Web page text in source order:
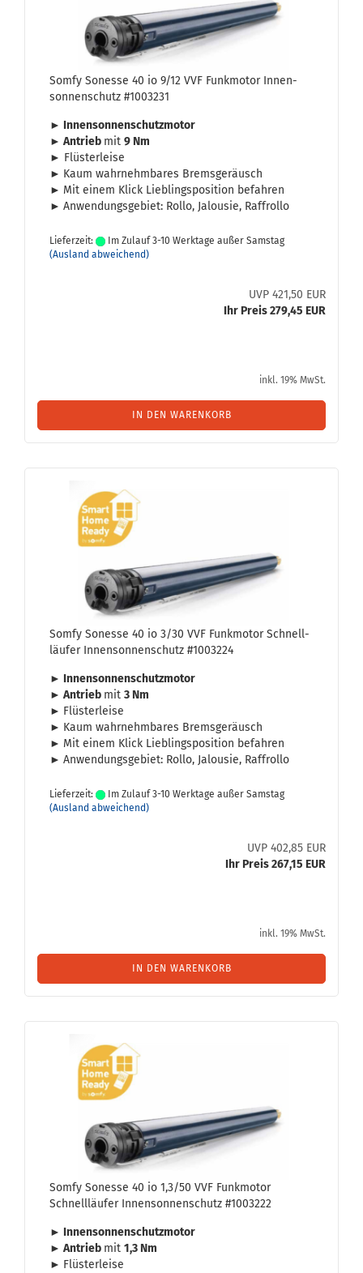
Somfy So­nes­se 40 io 9/12 VVF Funk­mo­tor In­nen­
son­nen­schutz #1003231
► In­nen­son­nen­schutz­mo­tor
► An­trieb mit 9 Nm
► Flüs­ter­lei­se
► Kaum wahr­nehm­ba­res Brems­ge­räusch
► Mit einem Klick Lieb­lings­po­si­ti­on be­fah­ren
► An­wen­dungs­ge­biet: Rollo, Ja­lou­sie, Raf­frol­lo
Lieferzeit:
Im Zulauf 3-10 Werktage außer Samstag
(Ausland abweichend)
UVP 421,50 EUR
Ihr Preis 279,45 EUR
inkl. 19% MwSt.
IN DEN WARENKORB
Somfy So­nes­se 40 io 3/30 VVF Funk­mo­tor Schnell­
läu­fer In­nen­son­nen­schutz #1003224
► In­nen­son­nen­schutz­mo­tor
► An­trieb mit 3 Nm
► Flüs­ter­lei­se
► Kaum wahr­nehm­ba­res Brems­ge­räusch
► Mit einem Klick Lieb­lings­po­si­ti­on be­fah­ren
► An­wen­dungs­ge­biet: Rollo, Ja­lou­sie, Raf­frol­lo
Lieferzeit:
Im Zulauf 3-10 Werktage außer Samstag
(Ausland abweichend)
UVP 402,85 EUR
Ihr Preis 267,15 EUR
inkl. 19% MwSt.
IN DEN WARENKORB
Somfy So­nes­se 40 io 1,3/50 VVF Funk­mo­tor
Schnell­läu­fer In­nen­son­nen­schutz #1003222
► In­nen­son­nen­schutz­mo­tor
► An­trieb mit 1,3 Nm
► Flüs­ter­lei­se